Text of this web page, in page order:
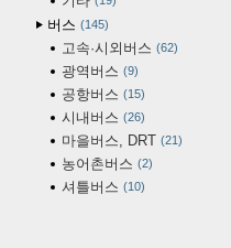
버스 145
고속·시외버스 62
광역버스 9
공항버스 15
시내버스 26
마을버스, DRT 21
농어촌버스 2
셔틀버스 10